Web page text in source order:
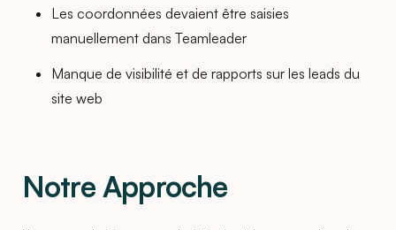
Les coordonnées devaient être saisies
manuellement dans Teamleader
Manque de visibilité et de rapports sur les leads du
site web
Notre Approche